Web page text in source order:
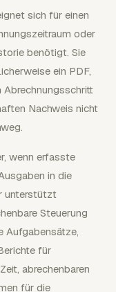
sich für einen
oder
benötigt. Sie
ein PDF,
Abrechnungsschritt
Nachweis nicht
wenn erfasste
in die
unterstützt
Steuerung
Aufgabensätze,
für
abrechenbaren
für die